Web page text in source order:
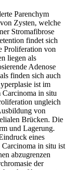
Parenchym
Zysten, welche
Stromafibrose
findet sich
Proliferation von
liegen als
Adenose
finden sich auch
ist im
Carcinoma in situ
ungleich
von
Brücken. Die
und Lagerung.
eines
Carcinoma in situ ist
abzugrenzen
der